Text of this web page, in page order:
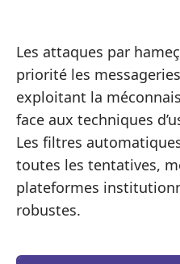
Les attaques par
priorité les
exploitant la
face aux techniques
Les filtres
toutes les tentatives,
plateformes
robustes.